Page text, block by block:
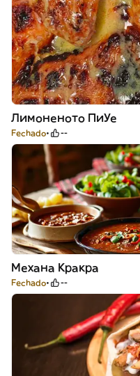
Лимоненото ПиУе
Fechado --
Механа Кракра
Fechado --